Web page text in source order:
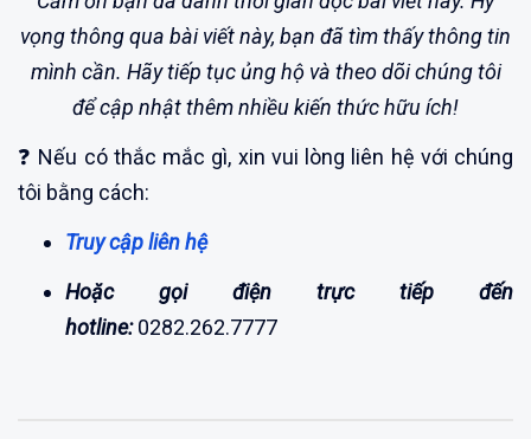
vọng thông qua bài viết này, bạn đã tìm thấy thông tin
mình cần. Hãy tiếp tục ủng hộ và theo dõi chúng tôi
để cập nhật thêm nhiều kiến thức hữu ích!
❓ Nếu có thắc mắc gì, xin vui lòng liên hệ với chúng
tôi bằng cách:
Truy cập liên hệ
Hoặc gọi điện trực tiếp đến
hotline:0282.262.7777